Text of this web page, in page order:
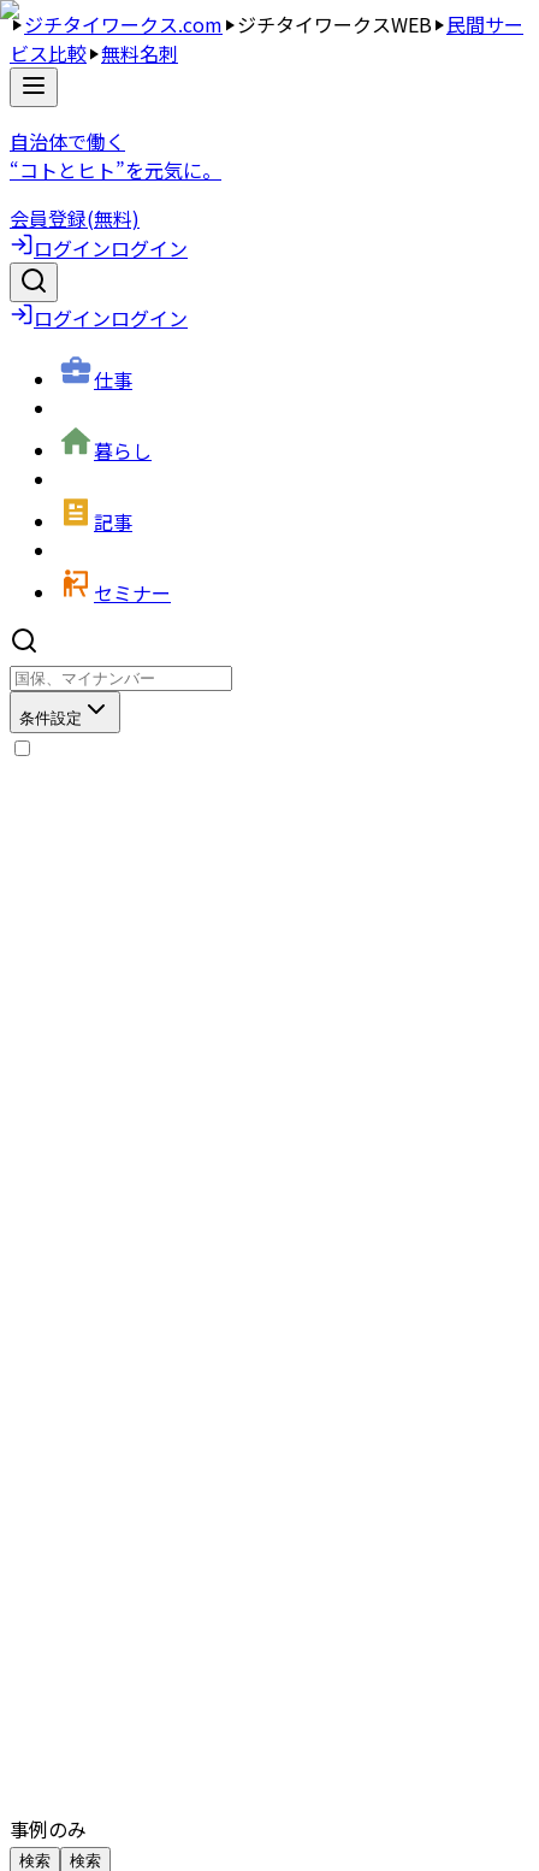
ジチタイワークス.com ジチタイワークスWEB 民間サー
ビス比較 無料名刺
自治体で働く
“コトとヒト”を元気に。
会員登録(無料)
ログインログイン
ログインログイン
仕事
暮らし
記事
セミナー
条件設定
事例のみ
検索 検索